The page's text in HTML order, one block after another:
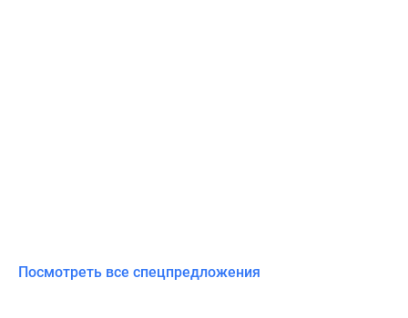
Посмотреть все спецпредложения